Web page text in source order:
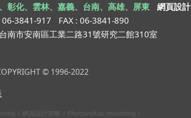
彰化、雲林、嘉義、台南、高雄、屏東
網頁設計
06-3841-917
FAX : 06-3841-890
南市安南區工業二路31號研究二館310室
© 1996-2022
網頁設計攻略 Photovoltaic mounting